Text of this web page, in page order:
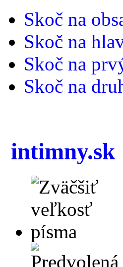
Skoč na
Skoč na
Skoč na
Skoč na
intimny.sk